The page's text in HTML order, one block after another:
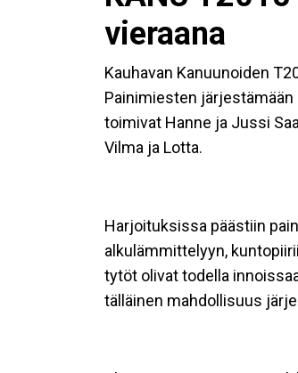
vieraana
Kauhavan Kanuunoiden
Painimiesten järjestämään
toimivat Hanne ja Jussi
Vilma ja Lotta.
Harjoituksissa päästiin
alkulämmittelyyn,
tytöt olivat todella
tälläinen mahdollisuus